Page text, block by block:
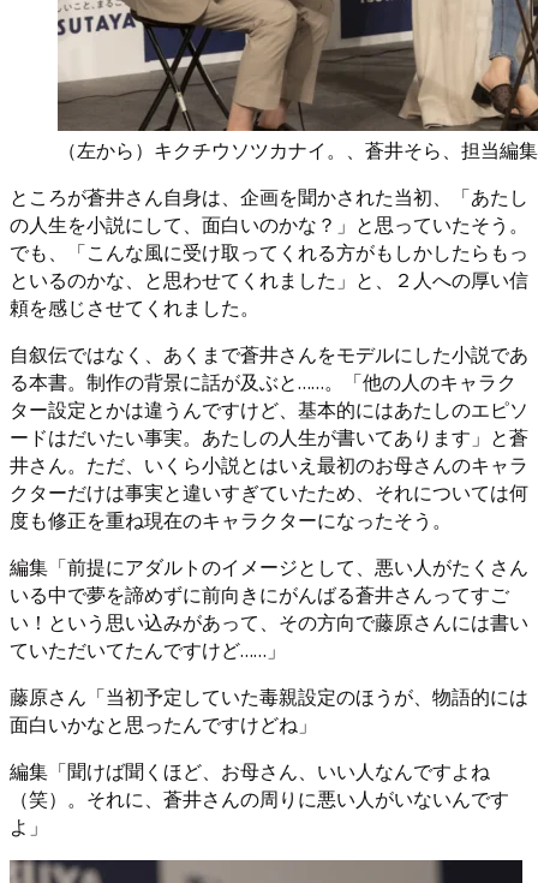
（左から）キクチウソツカナイ。、蒼井そら、担当編集
ところが蒼井さん自身は、企画を聞かされた当初、「あたし
の人生を小説にして、面白いのかな？」と思っていたそう。
でも、「こんな風に受け取ってくれる方がもしかしたらもっ
といるのかな、と思わせてくれました」と、２人への厚い信
頼を感じさせてくれました。
自叙伝ではなく、あくまで蒼井さんをモデルにした小説であ
る本書。制作の背景に話が及ぶと……。「他の人のキャラク
ター設定とかは違うんですけど、基本的にはあたしのエピソ
ードはだいたい事実。あたしの人生が書いてあります」と蒼
井さん。ただ、いくら小説とはいえ最初のお母さんのキャラ
クターだけは事実と違いすぎていたため、それについては何
度も修正を重ね現在のキャラクターになったそう。
編集「前提にアダルトのイメージとして、悪い人がたくさん
いる中で夢を諦めずに前向きにがんばる蒼井さんってすご
い！という思い込みがあって、その方向で藤原さんには書い
ていただいてたんですけど……」
藤原さん「当初予定していた毒親設定のほうが、物語的には
面白いかなと思ったんですけどね」
編集「聞けば聞くほど、お母さん、いい人なんですよね
（笑）。それに、蒼井さんの周りに悪い人がいないんです
よ」